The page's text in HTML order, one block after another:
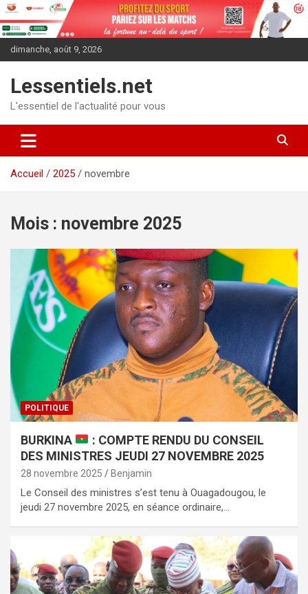
Aller
au
contenu
dimanche, août 9, 2026
Lessentiels.net
L'essentiel de l'actualité pour vous
Accueil 2025 novembre
Mois : novembre 2025
POLITIQUE
BURKINA
: COMPTE RENDU DU CONSEIL
DES MINISTRES JEUDI 27 NOVEMBRE 2025
28 novembre 2025 Benjamin
Le Conseil des ministres s’est tenu à Ouagadougou, le
jeudi 27 novembre 2025, en séance ordinaire,…